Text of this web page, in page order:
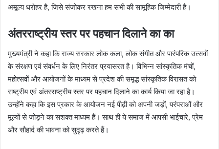
अमूल्य धरोहर है, जिसे संजोकर रखना हम सभी की सामूहिक जिम्मेदारी है।
अंतरराष्ट्रीय स्तर पर पहचान दिलाने का का
मुख्यमंत्री ने कहा कि राज्य सरकार लोक कला, लोक संगीत और पारंपरिक उत्सवों
के संरक्षण एवं संवर्धन के लिए निरंतर प्रयासरत है। विभिन्न सांस्कृतिक मंचों,
महोत्सवों और आयोजनों के माध्यम से प्रदेश की समृद्ध सांस्कृतिक विरासत को
राष्ट्रीय एवं अंतरराष्ट्रीय स्तर पर पहचान दिलाने का कार्य किया जा रहा है।
उन्होंने कहा कि इस प्रकार के आयोजन नई पीढ़ी को अपनी जड़ों, परंपराओं और
मूल्यों से जोड़ने का सशक्त माध्यम हैं। साथ ही ये समाज में आपसी भाईचारे, प्रेम
और सौहार्द की भावना को सुदृढ़ करते हैं।